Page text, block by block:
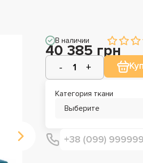
В наличии
40 385 грн
Категория ткани
Выберите